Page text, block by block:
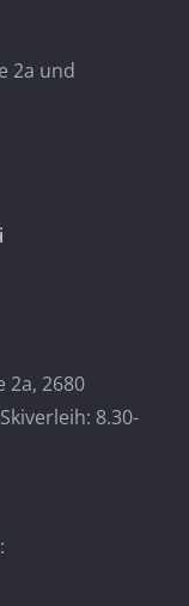
2a und
2a, 2680
8.30-